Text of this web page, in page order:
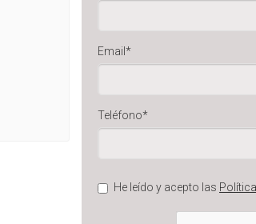
Email*
Teléfono*
He leído y acepto las